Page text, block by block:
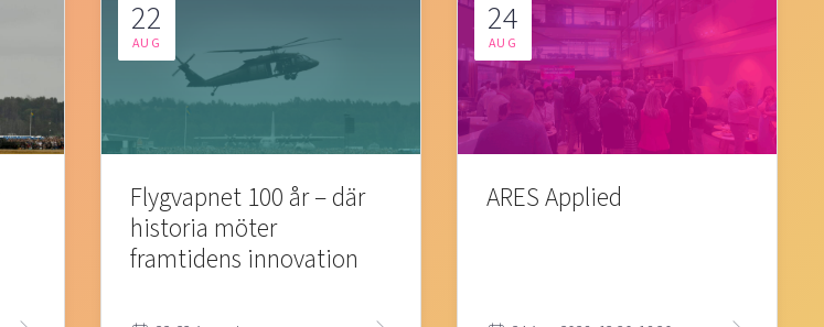
22
AUG
Flygvapnet 100 år – där
historia möter
framtidens innovation
24
AUG
ARES Applied